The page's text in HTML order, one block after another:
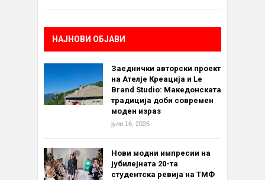
НАЈНОВИ ОБЈАВИ
Заеднички авторски проект
на Ателје Креација и Le
Brand Studio: Македонската
традиција доби современ
моден израз
јули 16, 2026
Нови модни импресии на
јубилејната 20-та
студентска ревија на ТМФ